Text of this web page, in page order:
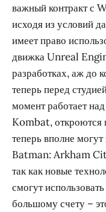
важный контракт с
исходя из условий
имеет право
движка Unreal
разработках, аж до
теперь перед
момент работает
Kombat, откроются
теперь вполне
Batman: Arkham
так как новые
смогут
большому счету –